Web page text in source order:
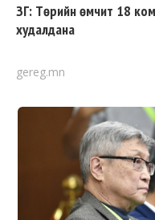
ЗГ: Төрийн өмчит 18
худалдана
gereg.mn